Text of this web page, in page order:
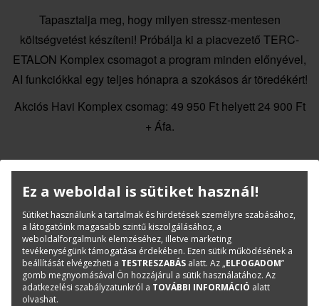
Tapasztalja meg, hogy milyen stressz-mentesen
költségvetést készíteni! Próbálja ki a piacvezető TERC-
ETALON Komplex csomagot a program minden előnyével,
AI funkciókkal egy teljes hónapra a szokásos ár töredékért!
Akciós Havi Komplex csomag: 49 950 Ft helyett 24 900 Ft
+ Áfa.
PRÓBÁLJA KI A KOMPLEX HAVI
Az ajánlat 2025. október 28-ig érvényes!
Ez a weboldal is sütiket használ!
Sütiket használunk a tartalmak és hirdetések személyre szabásához,
a látogatóink magasabb szintű kiszolgálásához, a
weboldalforgalmunk elemzéséhez, illetve marketing
tevékenységünk támogatása érdekében. Ezen sütik működésének a
beállítását elvégezheti a TESTRESZABÁS alatt. Az „ELFOGADOM”
gomb megnyomásával Ön hozzájárul a sütik használatához. Az
adatkezelési szabályzatunkról a TOVÁBBI INFORMÁCIÓ alatt
olvashat.